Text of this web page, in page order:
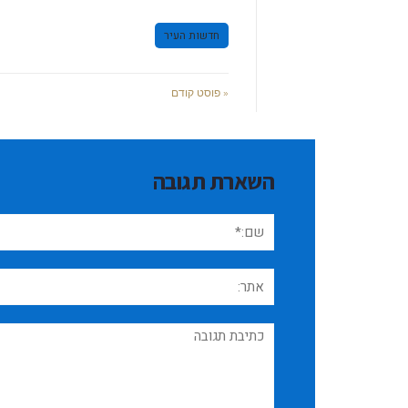
חדשות העיר
« פוסט קודם
השארת תגובה
שם:*
אתר:
תגובה